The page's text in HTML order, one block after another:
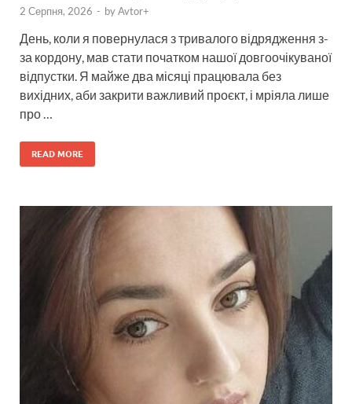
2 Серпня, 2026 - byAvtor+
День, коли я повернулася з тривалого відрядження з-
за кордону, мав стати початком нашої довгоочікуваної
відпустки. Я майже два місяці працювала без
вихідних, аби закрити важливий проєкт, і мріяла лише
про …
READ MORE